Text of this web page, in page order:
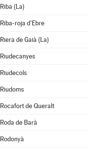
Riba (La)
Riba-roja d'Ebre
Riera de Gaià (La)
Riudecanyes
Riudecols
Riudoms
Rocafort de Queralt
Roda de Barà
Rodonyà